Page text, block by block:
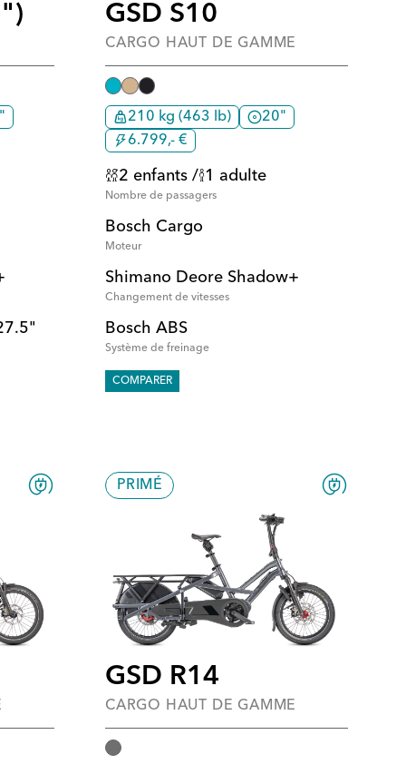
GSD S10
CARGO HAUT DE GAMME
210 kg (463 lb)
20"
6.799,- €
2 enfants / 1 adulte
Nombre de passagers
Bosch Cargo
Moteur
Shimano Deore Shadow+
Changement de vitesses
Bosch ABS
Système de freinage
COMPARER
PRIMÉ
GSD R14
CARGO HAUT DE GAMME